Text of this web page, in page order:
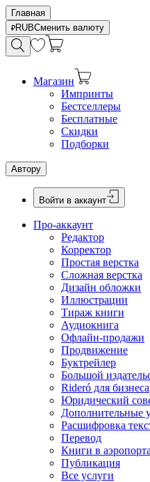
Главная
RUBСменить валюту
Магазин
Импринты
Бестселлеры
Бесплатные
Скидки
Подборки
Автору
Войти в аккаунт
Про-аккаунт
Редактор
Корректор
Простая верстка
Сложная верстка
Дизайн обложки
Иллюстрации
Тираж книги
Аудиокнига
Офлайн-продажи
Продвижение
Буктрейлер
Большой
Rideró для бизнеса
Юридический
Дополнительные
Расшифровка
Перевод
Книги в
Публикация
Все услуги